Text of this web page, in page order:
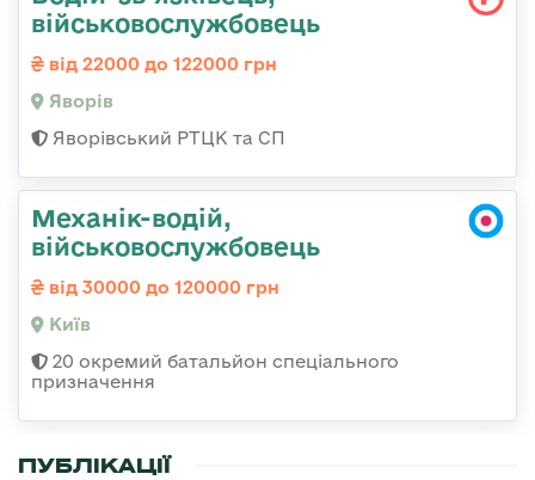
військовослужбовець
від 22000 до 122000 грн
Яворів
Яворівський РТЦК та СП
Механік-водій,
військовослужбовець
від 30000 до 120000 грн
Київ
20 окремий батальйон спеціального
призначення
ПУБЛІКАЦІЇ